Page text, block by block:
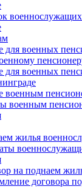
военнослужащих
для военных
для военных
военным
военным
жилья
на поднаем
договора